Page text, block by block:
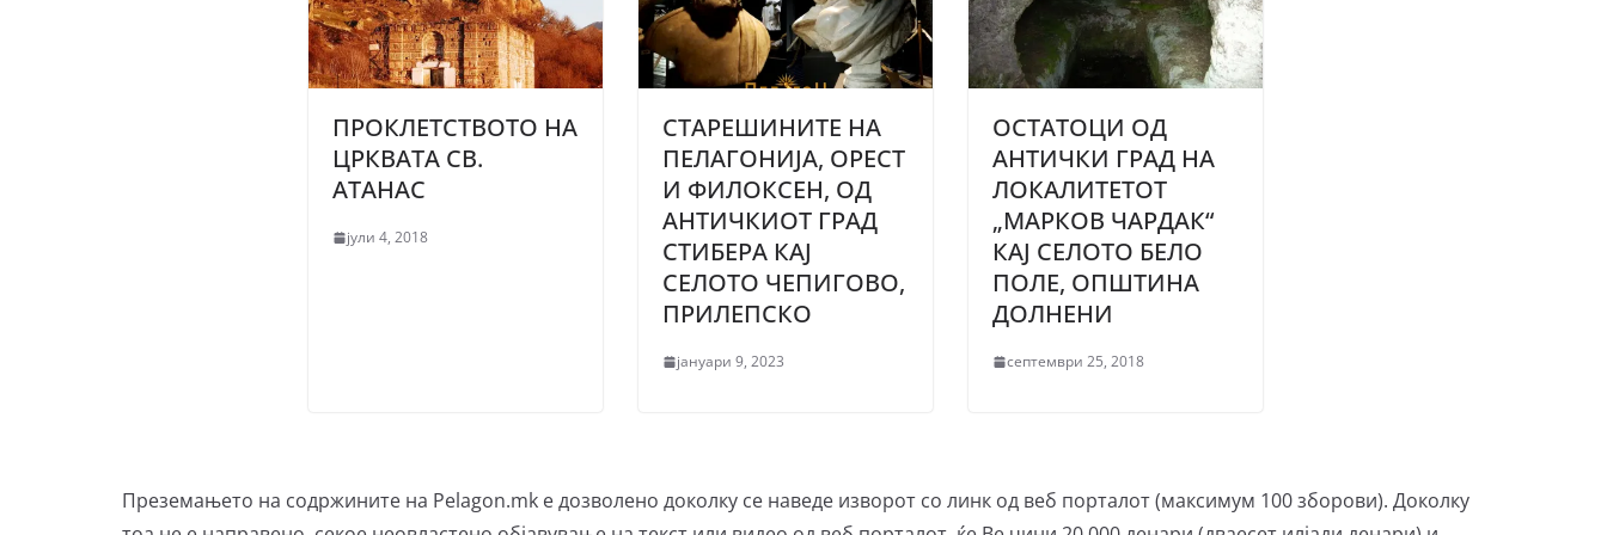
ПРОКЛЕТСТВОТО НА
ЦРКВАТА СВ.
АТАНАС
јули 4, 2018
СТАРЕШИНИТЕ НА
ПЕЛАГОНИЈА, ОРЕСТ
И ФИЛОКСЕН, ОД
АНТИЧКИОТ ГРАД
СТИБЕРА КАЈ
СЕЛОТО ЧЕПИГОВО,
ПРИЛЕПСКО
јануари 9, 2023
ОСТАТОЦИ ОД
АНТИЧКИ ГРАД НА
ЛОКАЛИТЕТОТ
„МАРКОВ ЧАРДАК“
КАЈ СЕЛОТО БЕЛО
ПОЛЕ, ОПШТИНА
ДОЛНЕНИ
септември 25, 2018
Преземањето на содржините на Pelagon.mk е дозволено доколку се наведе изворот со линк од веб порталот (максимум 100 зборови). Доколку